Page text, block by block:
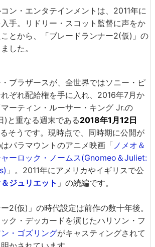
ン・エンタテインメントは、2011年に
手。リドリー・スコット監督に声をか
とから、「ブレードランナー2(仮)」の
した。
ブラザースが、全世界ではソニー・ピ
ぞれ配給権を手に入れ、2016年7月か
ーティン・ルーサー・キング Jr.の
)と重なる週末である2018年1月12日
そうです。現時点で、同時期に公開が
パラマウントのアニメ映画「 ノメオ＆
ーロック・ノームス(Gnomeo＆Juliet:
」。2011年にアメリカやイギリスで公
ジュリエット 」の続編です。
2(仮)」の時代設定は前作の数十年後。
ク・デッカードを演じたハリソン・フ
・ゴズリングがキャスティングされて